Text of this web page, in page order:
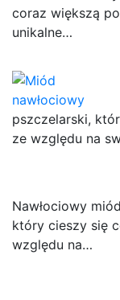
coraz większą
unikalne…
pszczelarski,
ze względu na
Nawłociowy
który cieszy się
względu na…